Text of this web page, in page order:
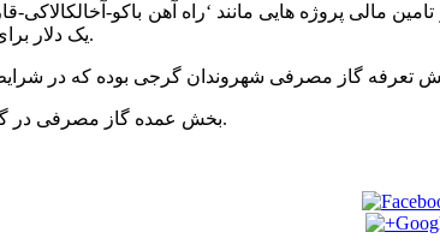
سرمایه گذاری کرده و تامین مالی پروژه هایی مانند ‘راه آهن
یک دلار برای پیشرفت این پروژه ها سرمایه گذاری نکرده است.
بخش عمده گاز مصرفی در گرجستان، توسط جمهوری آذربایجان تامین می شود.